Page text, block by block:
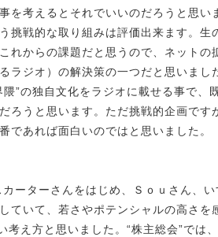
を考えるとそれでいいのだろうと思い
挑戦的な取り組みは評価出来ます。生
れからの課題だと思うので、ネットの
ラジオ）の解決策の一つだと思いまし
”の独自文化をラジオに載せる事で、
ろうと思います。ただ挑戦的企画です
であれば面白いのではと思いました。
ーターさんをはじめ、Ｓｏｕさん、
ていて、若さやポテンシャルの高さを
考え方と思いました。“株主総会”では